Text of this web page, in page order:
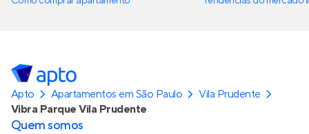
Apto Apartamentos em São Paulo
Vila Prudente
Vibra Parque Vila Prudente
Quem somos